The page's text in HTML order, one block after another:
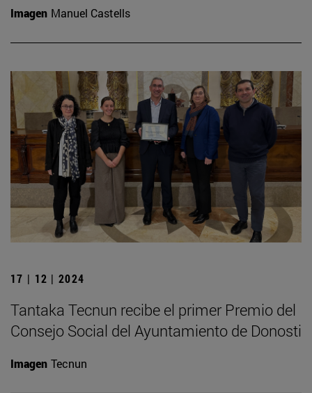
Imagen Manuel Castells
17 | 12 | 2024
Tantaka Tecnun recibe el primer Premio del
Consejo Social del Ayuntamiento de Donosti
Imagen Tecnun